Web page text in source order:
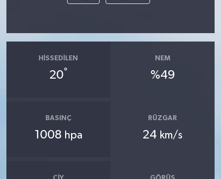
HISSEDILEN
20°
NEM
%49
BASINÇ
1008 hpa
RÜZGAR
24 km/s